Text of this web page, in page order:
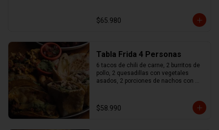
$65.980
Tabla Frida 4 Personas
6 tacos de chili de carne, 2 burritos de
pollo, 2 quesadillas con vegetales
asados, 2 porciones de nachos con
guacamole, sour cream, pico de gallo
$58.990